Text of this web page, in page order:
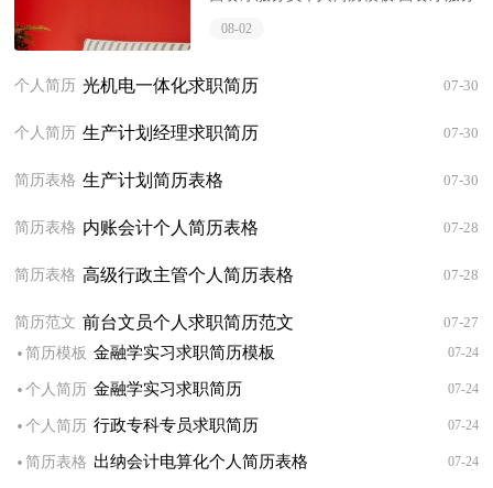
员个人简历模板姓 名：大学生个人
国 籍： 中...
08-02
个人简历 07-30
光机电一体化求职简历
个人简历 07-30
生产计划经理求职简历
简历表格 07-30
生产计划简历表格
简历表格 07-28
内账会计个人简历表格
简历表格 07-28
高级行政主管个人简历表格
简历范文 07-27
前台文员个人求职简历范文
·简历模板 金融学实习求职简历模板 07-24
·个人简历 金融学实习求职简历 07-24
·个人简历 行政专科专员求职简历 07-24
·简历表格 出纳会计电算化个人简历表格 07-24